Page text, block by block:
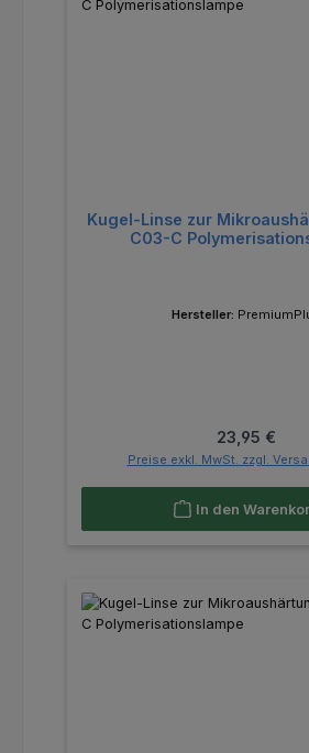
Kugel-Linse zur
C03-C
Hersteller:
Regulärer
23,95 €
Preise exkl. MwSt. zzgl.
In den